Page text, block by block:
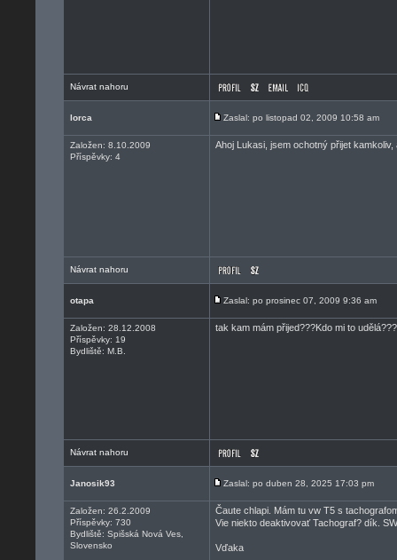
Návrat nahoru
lorca Zaslal: po listopad 02, 2009 10:58 am
Založen: 8.10.2009
Příspěvky: 4
Ahoj Lukasi, jsem ochotný přijet
Návrat nahoru
otapa Zaslal: po prosinec 07, 2009 9:36 am
Založen: 28.12.2008
Příspěvky: 19
Bydliště: M.B.
tak kam mám přijed???Kdo mi to udělá???
Návrat nahoru
Janosik93 Zaslal: po duben 28, 2025 17:03 pm
Založen: 26.2.2009
Příspěvky: 730
Bydliště: Spišská Nová Ves,
Slovensko
Čaute chlapi. Mám tu vw T5 s
Vie niekto deaktivovať Tachograf? dík.
Vďaka